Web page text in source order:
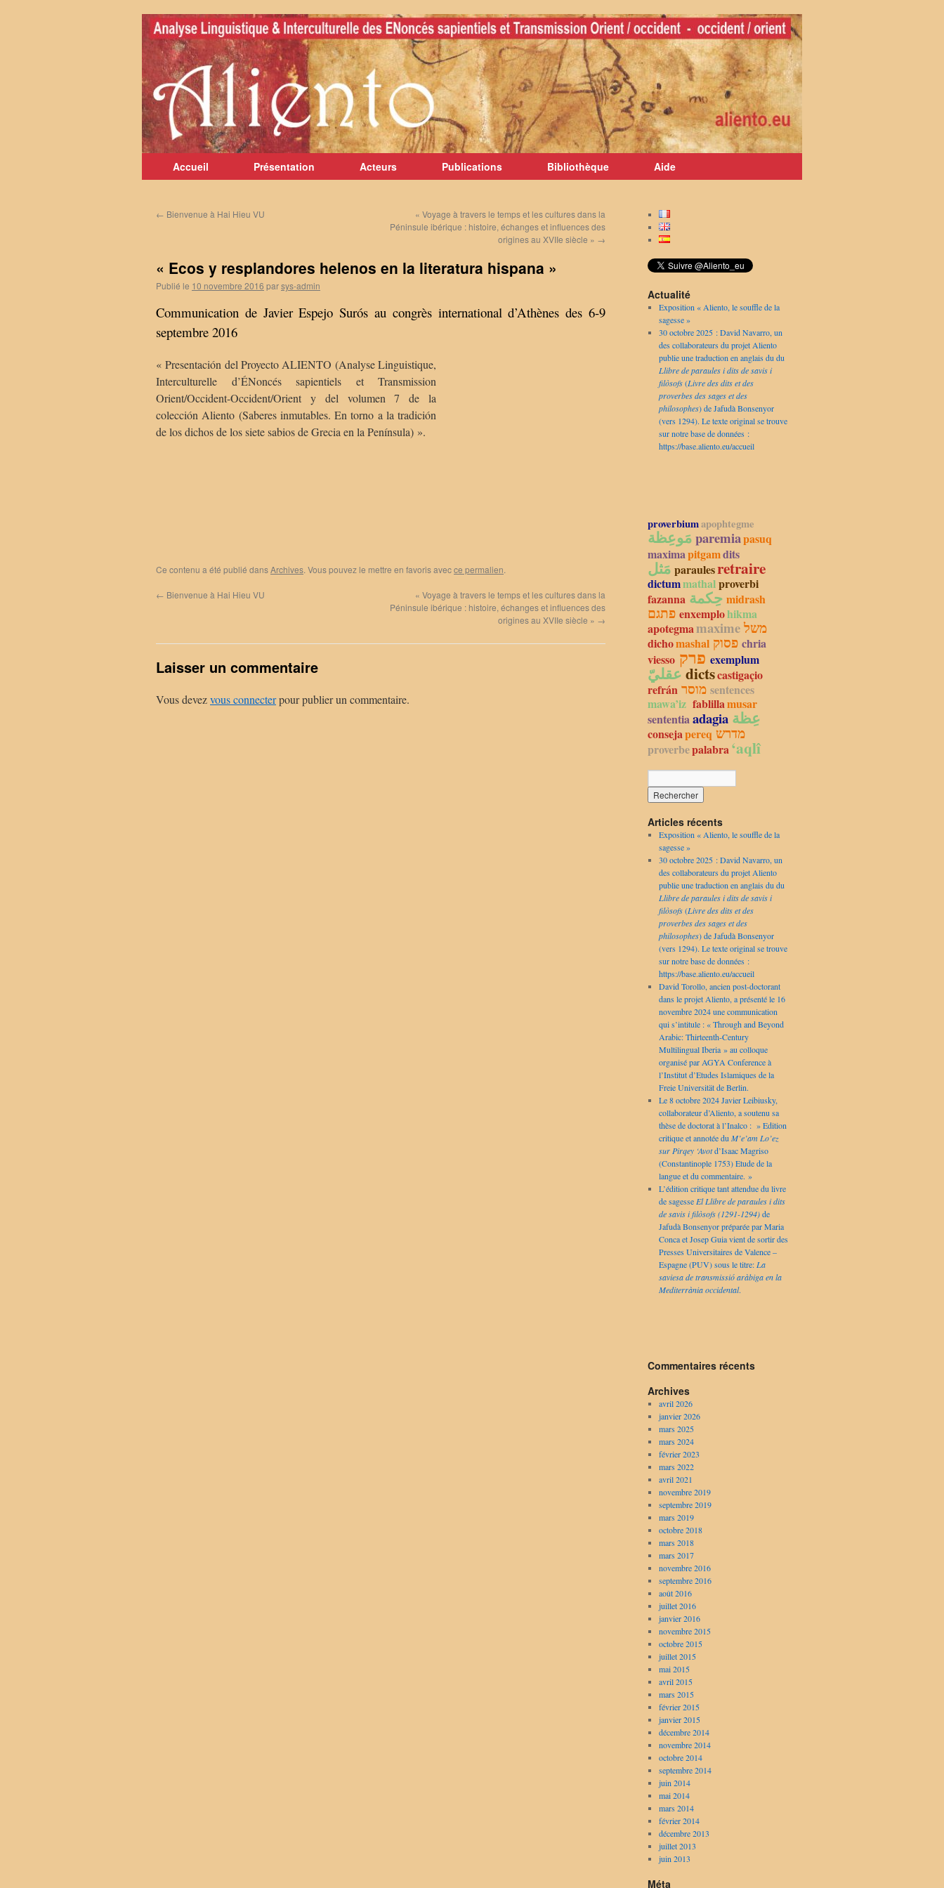
Aller
au
contenu
Accueil Présentation Acteurs Publications Bibliothèque Aide
← Bienvenue à Hai Hieu VU
« Voyage à travers le temps et les cultures dans la
Péninsule ibérique : histoire, échanges et influences des
origines au XVIIe siècle » →
« Ecos y resplandores helenos en la literatura hispana »
Publié le 10 novembre 2016 parsys-admin
Communication de Javier Espejo Surós au congrès international d’Athènes des 6-9
septembre 2016
« Presentación del Proyecto ALIENTO (Analyse Linguistique,
Interculturelle d’ÉNoncés sapientiels et Transmission
Orient/Occident-Occident/Orient y del volumen 7 de la
colección Aliento (Saberes inmutables. En torno a la tradición
de los dichos de los siete sabios de Grecia en la Península) ».
Ce contenu a été publié dansArchives. Vous pouvez le mettre en favoris avecce permalien.
← Bienvenue à Hai Hieu VU
« Voyage à travers le temps et les cultures dans la
Péninsule ibérique : histoire, échanges et influences des
origines au XVIIe siècle » →
Laisser un commentaire
Vous devezvous connecterpour publier un commentaire.
Actualité
Exposition « Aliento, le souffle de la
sagesse »
30 octobre 2025 : David Navarro, un
des collaborateurs du projet Aliento
publie une traduction en anglais du du
Llibre de paraules i dits de savis i
filòsofs(Livre des dits et des
proverbes des sages et des
philosophes) de Jafudà Bonsenyor
(vers 1294). Le texte original se trouve
sur notre base de données :
https://base.aliento.eu/accueil
proverbiumapophtegme
paremiapasuq
maximapitgamdits
paraulesretraire
dictummathalproverbi
fazanna
midrash
enxemplohikma
apotegmamaximeמשל
dichomashal
chria
viesso
exemplum
dictscastigaçio
refrán
sentences
mawa’iz fablillamusar
sententiaadagia عِظة
consejapereq מדרש
proverbepalabra‘aqlî
Articles récents
Exposition « Aliento, le souffle de la
sagesse »
30 octobre 2025 : David Navarro, un
des collaborateurs du projet Aliento
publie une traduction en anglais du du
Llibre de paraules i dits de savis i
filòsofs(Livre des dits et des
proverbes des sages et des
philosophes) de Jafudà Bonsenyor
(vers 1294). Le texte original se trouve
sur notre base de données :
https://base.aliento.eu/accueil
David Torollo, ancien post-doctorant
dans le projet Aliento, a présenté le 16
novembre 2024 une communication
qui s’intitule : « Through and Beyond
Arabic: Thirteenth-Century
Multilingual Iberia » au colloque
organisé par AGYA Conference à
l’Institut d’Etudes Islamiques de la
Freie Universität de Berlin.
Le 8 octobre 2024 Javier Leibiusky,
collaborateur d’Aliento, a soutenu sa
thèse de doctorat à l’Inalco : » Edition
critique et annotée du M’e’am Lo’ez
sur Pirqey ‘Avotd’Isaac Magriso
(Constantinople 1753) Etude de la
langue et du commentaire. »
L’édition critique tant attendue du livre
de sagesse El Llibre de paraules i dits
de savis i filòsofs (1291-1294)de
Jafudà Bonsenyor préparée par Maria
Conca et Josep Guia vient de sortir des
Presses Universitaires de Valence –
Espagne (PUV) sous le titre: La
saviesa de transmissió aràbiga en la
Mediterrània occidental.
Commentaires récents
Archives
avril 2026
janvier 2026
mars 2025
mars 2024
février 2023
mars 2022
avril 2021
novembre 2019
septembre 2019
mars 2019
octobre 2018
mars 2018
mars 2017
novembre 2016
septembre 2016
août 2016
juillet 2016
janvier 2016
novembre 2015
octobre 2015
juillet 2015
mai 2015
avril 2015
mars 2015
février 2015
janvier 2015
décembre 2014
novembre 2014
octobre 2014
septembre 2014
juin 2014
mai 2014
mars 2014
février 2014
décembre 2013
juillet 2013
juin 2013
Méta